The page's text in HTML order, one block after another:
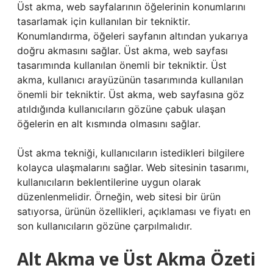
Üst akma, web sayfalarının öğelerinin konumlarını
tasarlamak için kullanılan bir tekniktir.
Konumlandırma, öğeleri sayfanın altından yukarıya
doğru akmasını sağlar. Üst akma, web sayfası
tasarımında kullanılan önemli bir tekniktir. Üst
akma, kullanıcı arayüzünün tasarımında kullanılan
önemli bir tekniktir. Üst akma, web sayfasına göz
atıldığında kullanıcıların gözüne çabuk ulaşan
öğelerin en alt kısmında olmasını sağlar.
Üst akma tekniği, kullanıcıların istedikleri bilgilere
kolayca ulaşmalarını sağlar. Web sitesinin tasarımı,
kullanıcıların beklentilerine uygun olarak
düzenlenmelidir. Örneğin, web sitesi bir ürün
satıyorsa, ürünün özellikleri, açıklaması ve fiyatı en
son kullanıcıların gözüne çarpılmalıdır.
Alt Akma ve Üst Akma Özeti